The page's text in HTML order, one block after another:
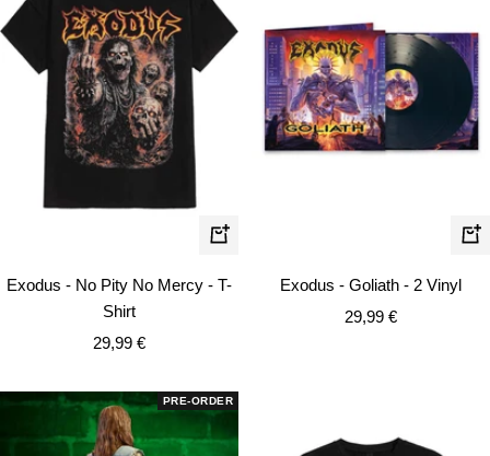
Schnellansicht
Exodus - No Pity No Mercy - T-
Shirt
Angebotspreis
29,99 €
In
Exodus - Goliath - 2 Vinyl
Angebotspreis
29,99 €
PRE-ORDER